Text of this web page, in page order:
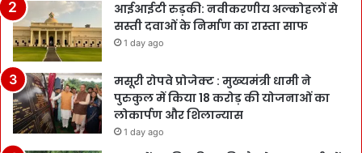
आईआईटी रुड़की: नवीकरणीय अल्कोहलों से
सस्ती दवाओं के निर्माण का रास्ता साफ
1 day ago
मसूरी रोपवे प्रोजेक्ट : मुख्‍यमंत्री धामी ने
पुरुकुल में किया 18 करोड़ की योजनाओं का
लोकार्पण और शिलान्यास
1 day ago